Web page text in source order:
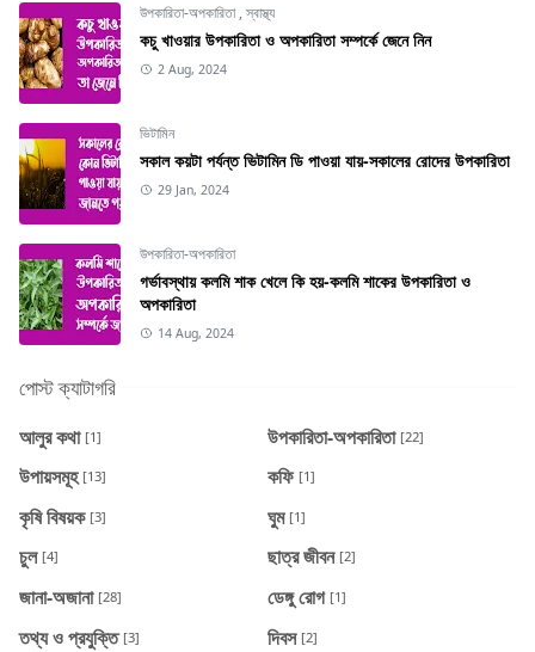
উপকারিতা-অপকারিতা,স্বাস্থ্য
কচু খাওয়ার উপকারিতা ও অপকারিতা সম্পর্কে জেনে নিন
2 Aug, 2024
ভিটামিন
সকাল কয়টা পর্যন্ত ভিটামিন ডি পাওয়া যায়-সকালের রোদের উপকারিতা
29 Jan, 2024
উপকারিতা-অপকারিতা
গর্ভাবস্থায় কলমি শাক খেলে কি হয়-কলমি শাকের উপকারিতা ও
অপকারিতা
14 Aug, 2024
পোস্ট ক্যাটাগরি
আলুর কথা [1] উপকারিতা-অপকারিতা [22]
উপায়সমূহ [13] কফি [1]
কৃষি বিষয়ক [3] ঘুম [1]
চুল [4] ছাত্র জীবন [2]
জানা-অজানা [28] ডেঙ্গু রোগ [1]
তথ্য ও প্রযুক্তি [3] দিবস [2]